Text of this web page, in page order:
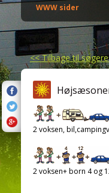
WWW sider
<<Tilbage til
2 voksen,
2 voksen+ born 4 og